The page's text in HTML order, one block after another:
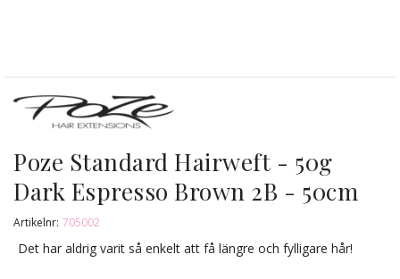
Poze Standard Hairweft - 50g
Dark Espresso Brown 2B - 50cm
Artikelnr: 705002
Det har aldrig varit så enkelt att få längre och fylligare hår!